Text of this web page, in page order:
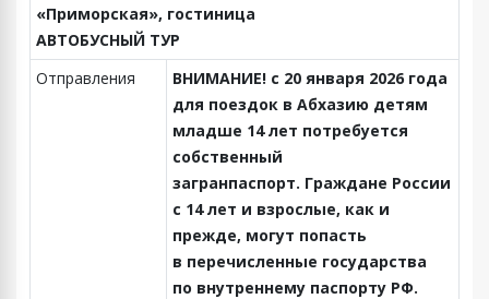
«Приморская», гостиница
АВТОБУСНЫЙ ТУР
Отправления
ВНИМАНИЕ! с 20 января 2026 года
для поездок в Абхазию детям
младше 14 лет потребуется
собственный
загранпаспорт. Граждане России
с 14 лет и взрослые, как и
прежде, могут попасть
в перечисленные государства
по внутреннему паспорту РФ.